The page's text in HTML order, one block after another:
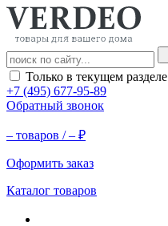
Только в текущем разделе
+7 (495) 677-95-89
Обратный звонок
– товаров /– ₽
Оформить заказ
Каталог товаров